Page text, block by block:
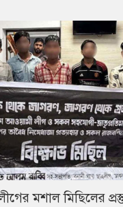
মশাল মিছিলের